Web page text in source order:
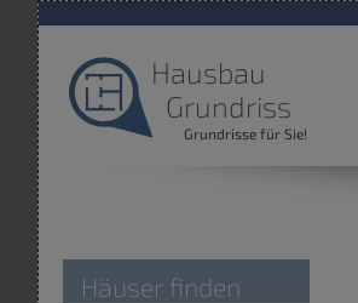
Hausbau
Grundriss
Grundrisse für Sie!
Häuser finden